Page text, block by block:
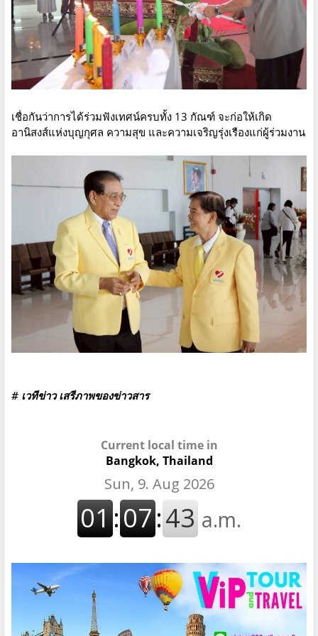
เชื่อกันว่าการได้ร่วมฟังเทศน์ครบทั้ง 13 กัณฑ์ จะก่อให้เกิด
อานิสงส์แห่งบุญกุศล ความสุข และความเจริญรุ่งเรืองแก่ผู้ร่วมงาน
# เวทีข่าว เสรีภาพของข่าวสาร
Current local time in
Bangkok, Thailand